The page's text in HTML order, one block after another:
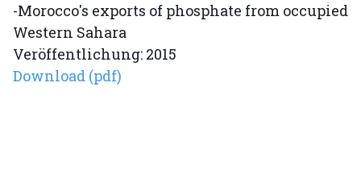
-Morocco's exports of phosphate from occupied
Western Sahara
Veröffentlichung: 2015
Download (pdf)